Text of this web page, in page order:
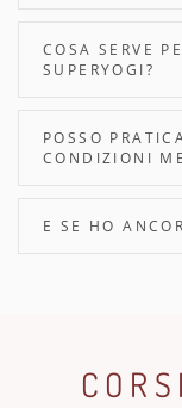
COSA SERVE
SUPERYOGI?
POSSO
CONDIZIONI
E SE HO